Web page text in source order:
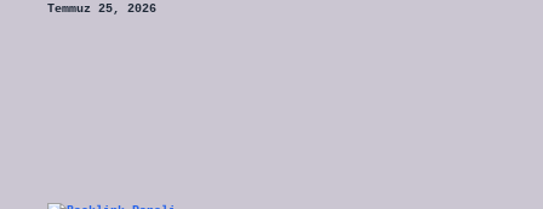
Temmuz 25, 2026